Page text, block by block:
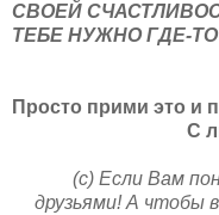
СВОЕЙ
ТЕБЕ НУЖНО ГДЕ-
Просто прими это и
C
(с) Если Вам
друзьями! А чтобы